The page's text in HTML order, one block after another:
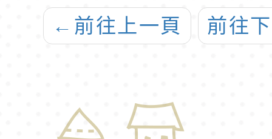
試日程
← 前往上一頁 前往